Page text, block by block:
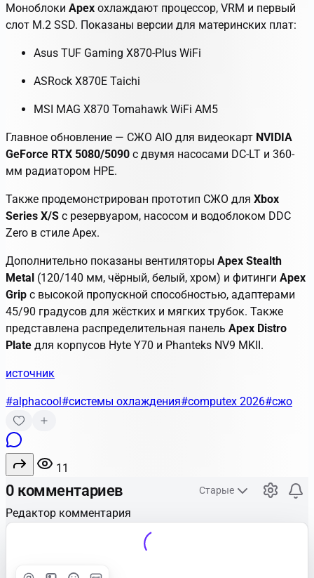
Моноблоки Apex охлаждают процессор, VRM и первый
слот M.2 SSD. Показаны версии для материнских плат:
Asus TUF Gaming X870-Plus WiFi
ASRock X870E Taichi
MSI MAG X870 Tomahawk WiFi AM5
Главное обновление — СЖО AIO для видеокарт NVIDIA
GeForce RTX 5080/5090 с двумя насосами DC-LT и 360-
мм радиатором HPE.
Также продемонстрирован прототип СЖО для Xbox
Series X/S с резервуаром, насосом и водоблоком DDC
Zero в стиле Apex.
Дополнительно показаны вентиляторы Apex Stealth
Metal (120/140 мм, чёрный, белый, хром) и фитинги Apex
Grip с высокой пропускной способностью, адаптерами
45/90 градусов для жёстких и мягких трубок. Также
представлена распределительная панель Apex Distro
Plate для корпусов Hyte Y70 и Phanteks NV9 MKII.
источник
#alphacool#системы охлаждения#computex 2026#сжо
11
0 комментариев Старые
Редактор комментария